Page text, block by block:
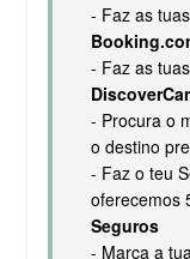
- Faz as
- Faz as
- Procura o
o destino
- Faz o teu
oferecemos
Seguros
- Marca a